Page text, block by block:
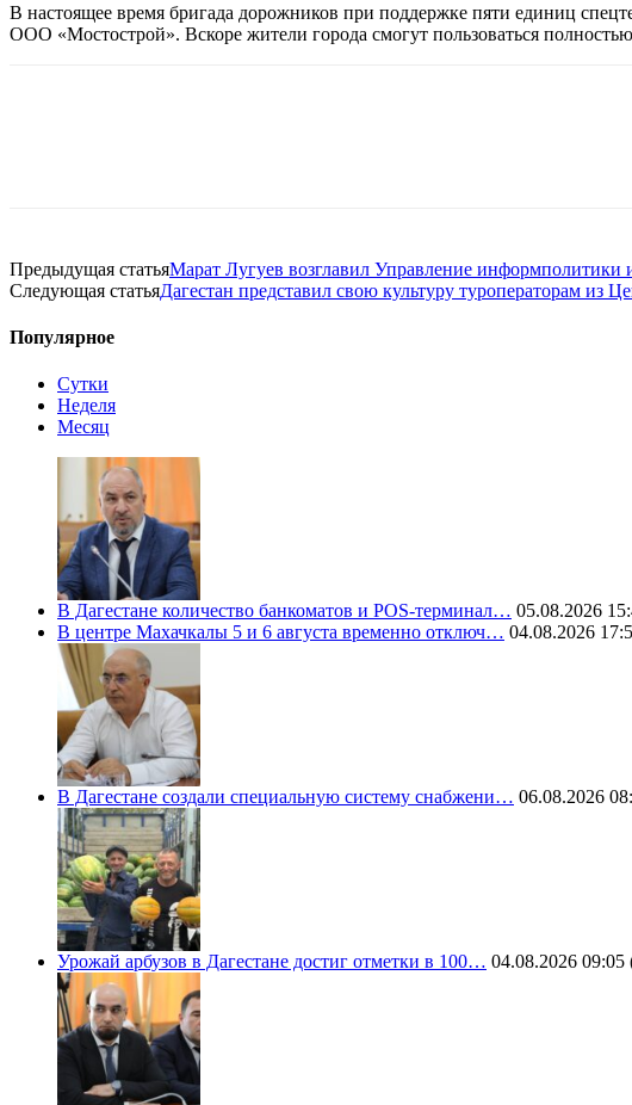
В настоящее время бригада дорожников при поддержке пяти единиц
ООО «Мостострой». Вскоре жители города смогут пользоваться
Предыдущая статьяМарат Лугуев возглавил Управление информполитики
Следующая статьяДагестан представил свою культуру туроператорам из
Популярное
Сутки
Неделя
Месяц
В Дагестане количество банкоматов и POS-терминал… 05.08.2026
В центре Махачкалы 5 и 6 августа временно отключ… 04.08.2026
В Дагестане создали специальную систему снабжени… 06.08.2026
Урожай арбузов в Дагестане достиг отметки в 100… 04.08.2026 09:05